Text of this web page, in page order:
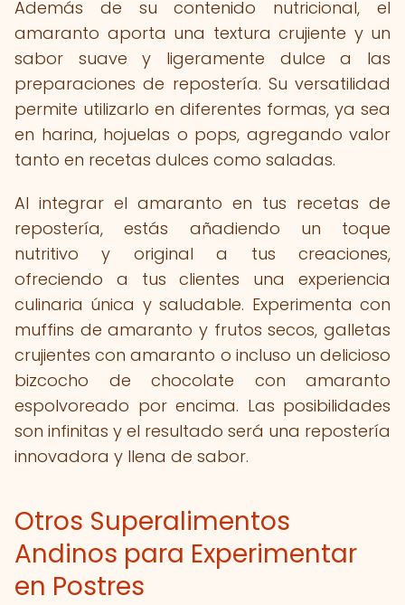
Además de su contenido nutricional, el
amaranto aporta una textura crujiente y un
sabor suave y ligeramente dulce a las
preparaciones de repostería. Su versatilidad
permite utilizarlo en diferentes formas, ya sea
en harina, hojuelas o pops, agregando valor
tanto en recetas dulces como saladas.
Al integrar el amaranto en tus recetas de
repostería, estás añadiendo un toque
nutritivo y original a tus creaciones,
ofreciendo a tus clientes una experiencia
culinaria única y saludable. Experimenta con
muffins de amaranto y frutos secos, galletas
crujientes con amaranto o incluso un delicioso
bizcocho de chocolate con amaranto
espolvoreado por encima. Las posibilidades
son infinitas y el resultado será una repostería
innovadora y llena de sabor.
Otros Superalimentos
Andinos para Experimentar
en Postres